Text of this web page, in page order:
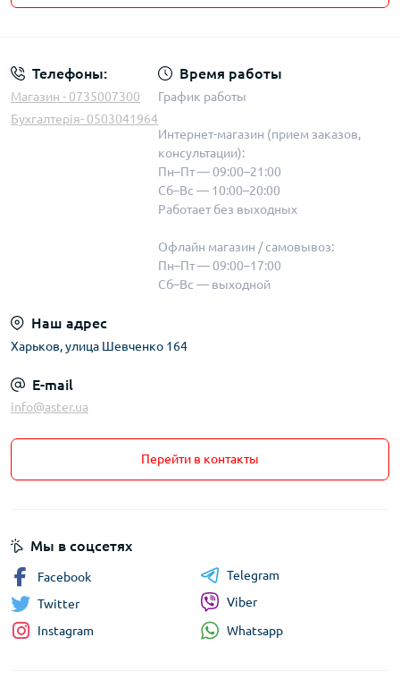
Телефоны:
Магазин - 0735007300
Бухгалтерія- 0503041964
Время работы
График работы
Интернет-магазин (прием заказов,
консультации):
Пн–Пт — 09:00–21:00
Сб–Вс — 10:00–20:00
Работает без выходных
Офлайн магазин / самовывоз:
Пн–Пт — 09:00–17:00
Сб–Вс — выходной
Наш адрес
Харьков, улица Шевченко 164
E-mail
info@aster.ua
Перейти в контакты
Мы в соцсетях
Facebook
Twitter
Instagram
Telegram
Viber
Whatsapp